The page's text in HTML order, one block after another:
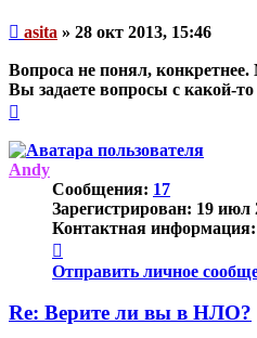
Непрочитанное
asita » 28 окт 2013, 15:46
Вопроса не понял,
Вы задаете вопросы с какой-
началу
Andy
Сообщения: 17
Зарегистрирован: 19 июл
Контактная информация:
информация
пользователя
Отправить личное
Re: Верите ли вы в НЛО?